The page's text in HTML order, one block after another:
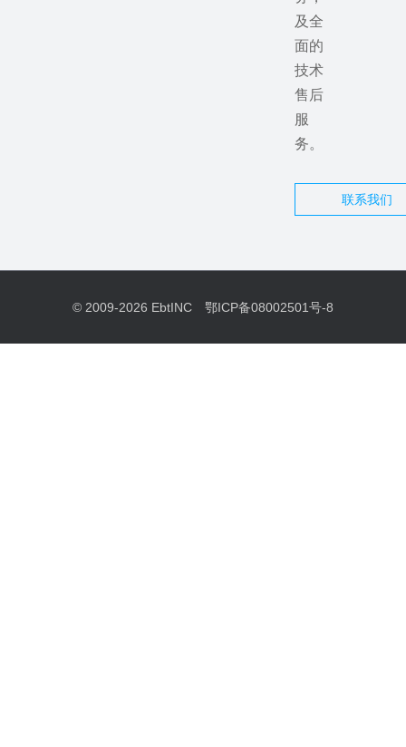
及全
面的
技术
售后
服
务。
联系我们
© 2009-2026 EbtINC 鄂ICP备08002501号-8